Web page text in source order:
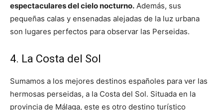
espectaculares del cielo nocturno. Además, sus
pequeñas calas y ensenadas alejadas de la luz urbana
son lugares perfectos para observar las Perseidas.
4. La Costa del Sol
Sumamos a los mejores destinos españoles para ver las
hermosas perseidas, a la Costa del Sol. Situada en la
provincia de Málaga, este es otro destino turístico